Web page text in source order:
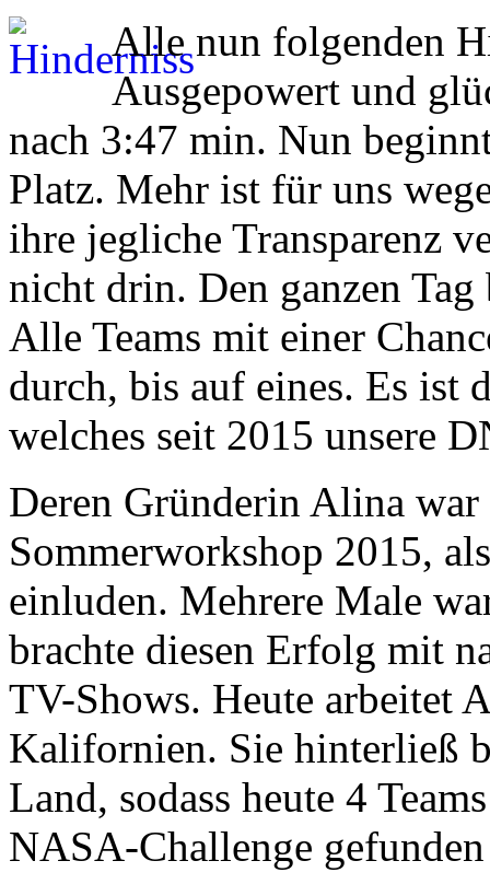
Alle nun folgenden
Ausgepowert und
nach 3:47 min. Nun
Platz. Mehr ist für uns
ihre jegliche Transparenz
nicht drin. Den ganzen
Alle Teams mit einer
durch, bis auf eines. Es ist
welches seit 2015 unsere
Deren Gründerin Alina
Sommerworkshop 2015,
einluden. Mehrere Male
brachte diesen Erfolg mit
TV-Shows. Heute arbeitet
Kalifornien. Sie hinterließ
Land, sodass heute 4
NASA-Challenge